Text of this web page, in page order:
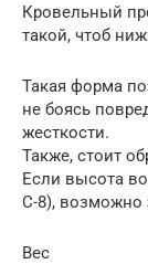
Кровельный
такой, чтоб
Такая форма
не боясь
жесткости.
Также, стоит
Если высота
С-8), возможно
Вес